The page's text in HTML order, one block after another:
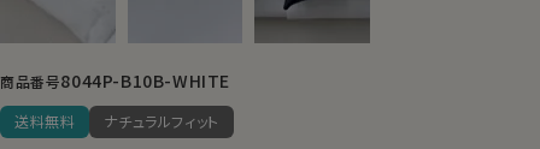
商品番号8044P-B10B-WHITE
送料無料 ナチュラルフィット